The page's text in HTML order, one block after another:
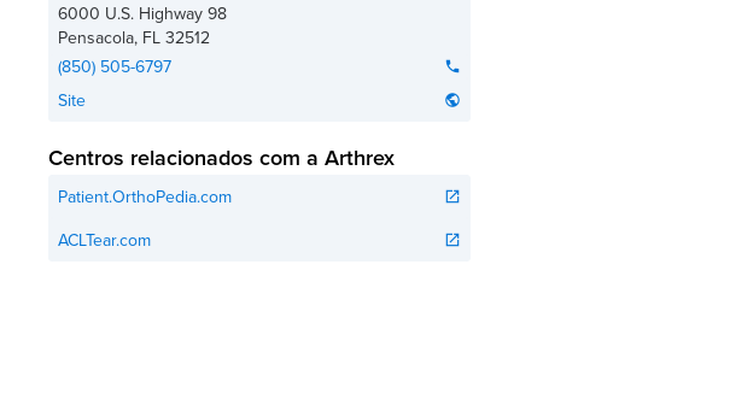
6000 U.S. Highway 98
Pensacola, FL 32512
(850) 505-6797
phone
Site public
Centros relacionados com a Arthrex
Patient.OrthoPedia.com open_in_new
ACLTear.com open_in_new